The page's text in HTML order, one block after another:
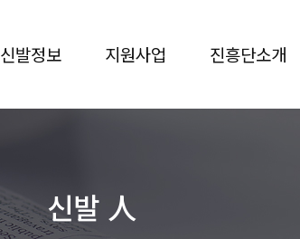
신발정보 지원사업 진흥단소개
신발 人